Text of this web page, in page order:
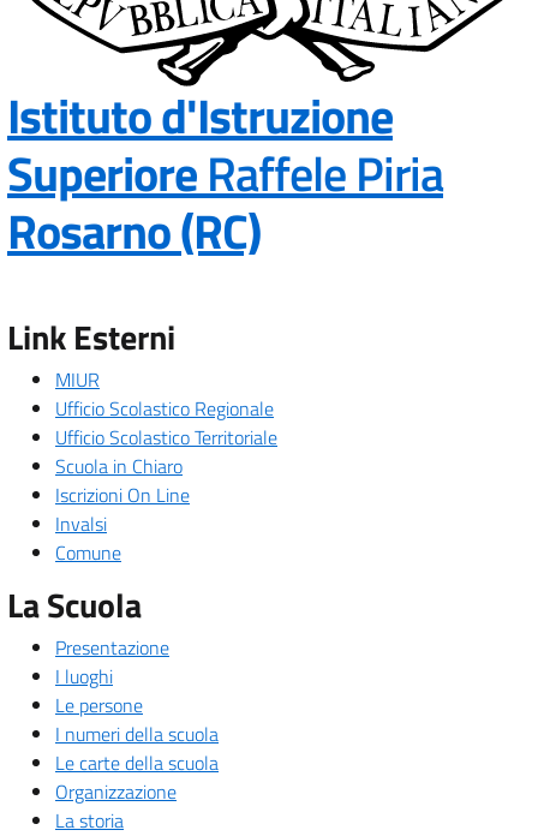
Istituto d'Istruzione
SuperioreRaffele Piria
Rosarno (RC)— Visita la
Link Esterni
MIUR
Ufficio Scolastico Regionale
Ufficio Scolastico Territoriale
Scuola in Chiaro
Iscrizioni On Line
Invalsi
Comune
La Scuola
Presentazione
I luoghi
Le persone
I numeri della scuola
Le carte della scuola
Organizzazione
La storia